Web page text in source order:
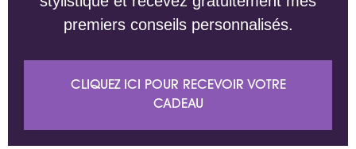
premiers conseils personnalisés.
CLIQUEZ ICI POUR RECEVOIR VOTRE
CADEAU